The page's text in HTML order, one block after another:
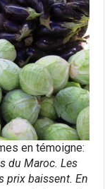
en témoigne:
du Maroc. Les
prix baissent. En